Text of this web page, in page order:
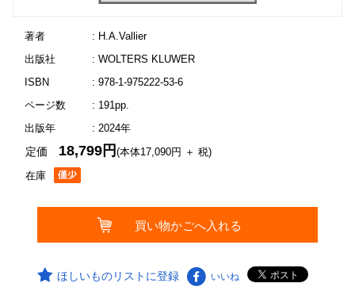
著者
: H.A.Vallier
出版社
: WOLTERS KLUWER
ISBN
: 978-1-975222-53-6
ページ数
: 191pp.
出版年
: 2024年
在庫
定価 18,799円(本体17,090円 ＋ 税)
ほしいものリストに登録 いいね